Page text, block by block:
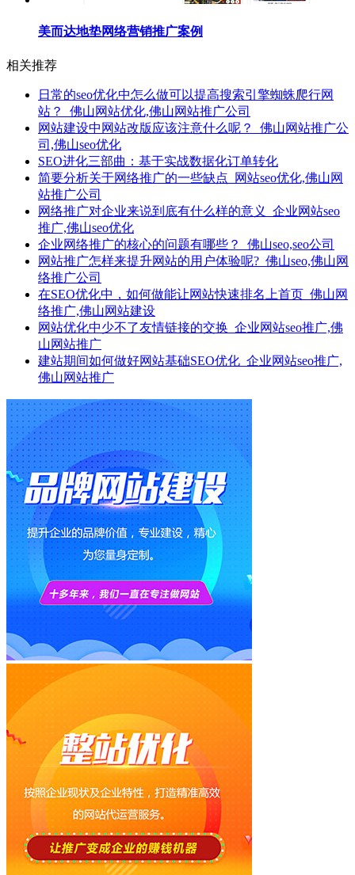
美而达地垫网络营销推广案例
相关推荐
日常的seo优化中怎么做可以提高搜索引擎蜘蛛爬行网
站？_佛山网站优化,佛山网站推广公司
网站建设中网站改版应该注意什么呢？_佛山网站推广公
司,佛山seo优化
SEO进化三部曲：基于实战数据化订单转化
简要分析关于网络推广的一些缺点_网站seo优化,佛山网
站推广公司
网络推广对企业来说到底有什么样的意义_企业网站seo
推广,佛山seo优化
企业网络推广的核心的问题有哪些？_佛山seo,seo公司
网站推广怎样来提升网站的用户体验呢?_佛山seo,佛山网
络推广公司
在SEO优化中，如何做能让网站快速排名上首页_佛山网
络推广,佛山网站建设
网站优化中少不了友情链接的交换_企业网站seo推广,佛
山网站推广
建站期间如何做好网站基础SEO优化_企业网站seo推广,
佛山网站推广